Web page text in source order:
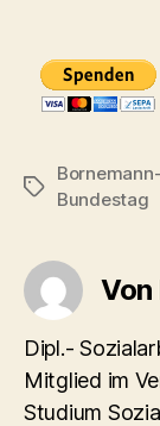
Schlagwörter
Bundestag
Von
Dipl.-
Mitglied im
Studium